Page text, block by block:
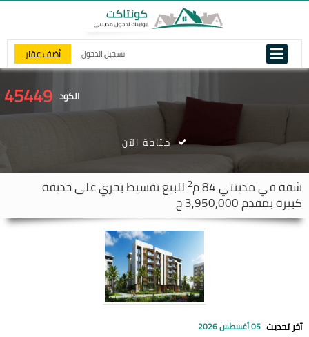
تسجيل الدخول أضف عقار
الكود 45449
شقة فيمدينتي 2 للبيع تقسيط بحري على حديقة
كبيرة بمقدم 3,950,000 ج
متاحة الآن
آخر تحديث 05 أغسطس 2026